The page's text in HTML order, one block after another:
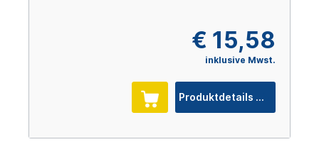
€ 15,58
inklusive Mwst.
Produktdetails